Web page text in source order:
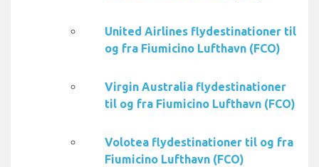
United Airlines flydestinationer til
og fra Fiumicino Lufthavn (FCO)
Virgin Australia flydestinationer
til og fra Fiumicino Lufthavn (FCO)
Volotea flydestinationer til og fra
Fiumicino Lufthavn (FCO)